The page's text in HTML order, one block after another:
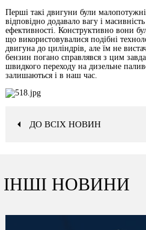
Перші такі двигуни були
відповідно додавало вагу і
ефективності. Конструктивно вони
що використовувалися подібні
двигуна до циліндрів, але їм не
бензин погано справлявся з цим
швидкого переходу на дизельне
залишаються і в наш час.
ДО ВСІХ НОВИН
ІНШІ НОВИНИ